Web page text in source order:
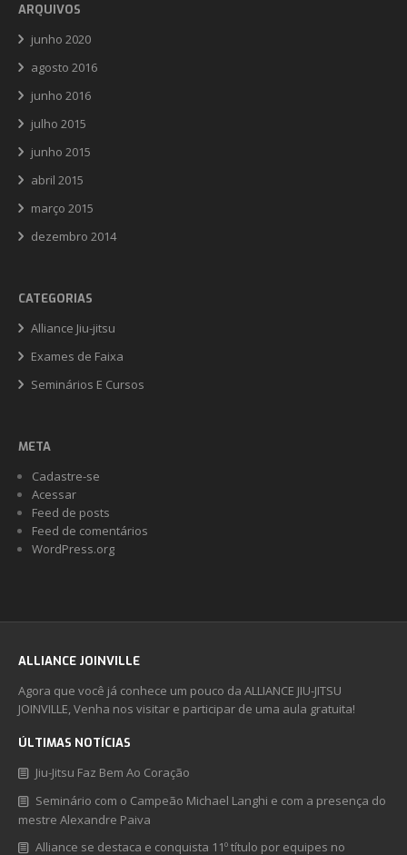
ARQUIVOS
junho 2020
agosto 2016
junho 2016
julho 2015
junho 2015
abril 2015
março 2015
dezembro 2014
CATEGORIAS
Alliance Jiu-jitsu
Exames de Faixa
Seminários E Cursos
META
Cadastre-se
Acessar
Feed de posts
Feed de comentários
WordPress.org
ALLIANCE JOINVILLE
Agora que você já conhece um pouco da ALLIANCE JIU-JITSU
JOINVILLE, Venha nos visitar e participar de uma aula gratuita!
ÚLTIMAS NOTÍCIAS
Jiu-Jitsu Faz Bem Ao Coração
Seminário com o Campeão Michael Langhi e com a presença do
mestre Alexandre Paiva
Alliance se destaca e conquista 11º título por equipes no